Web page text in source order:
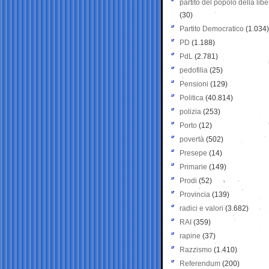
partito del popolo della
(30)
Partito Democratico (1.034)
PD (1.188)
PdL (2.781)
pedofilia (25)
Pensioni (129)
Politica (40.814)
polizia (253)
Porto (12)
povertà (502)
Presepe (14)
Primarie (149)
Prodi (52)
Provincia (139)
radici e valori (3.682)
RAI (359)
rapine (37)
Razzismo (1.410)
Referendum (200)